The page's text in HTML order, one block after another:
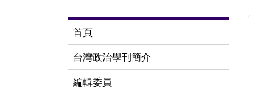
首頁
台灣政治學刊簡介
編輯委員